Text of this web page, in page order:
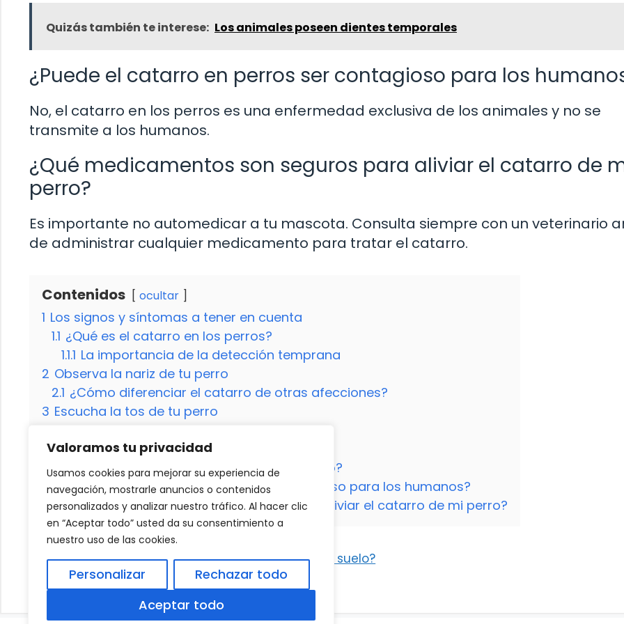
Valoramos tu privacidad
Usamos cookies para mejorar su experiencia de
navegación, mostrarle anuncios o contenidos
personalizados y analizar nuestro tráfico. Al hacer clic
en “Aceptar todo” usted da su consentimiento a
nuestro uso de las cookies.
Personalizar
Rechazar todo
Aceptar todo
Quizás también te interese: Los animales poseen dientes temporales
¿Puede el catarro en perros ser contagioso para los
No, el catarro en los perros es una enfermedad exclusiva de los animales y no se
transmite a los humanos.
¿Qué medicamentos son seguros para aliviar el catarro de
perro?
Es importante no automedicar a tu mascota. Consulta siempre con un veterinario
de administrar cualquier medicamento para tratar el catarro.
Contenidos ocultar
1 Los signos y síntomas a tener en cuenta
1.1 ¿Qué es el catarro en los perros?
1.1.1 La importancia de la detección temprana
2 Observa la nariz de tu perro
2.1 ¿Cómo diferenciar el catarro de otras afecciones?
3 Escucha la tos de tu perro
4 Observa su comportamiento general
4.1 ¿Qué puedo hacer para ayudar a mi perro?
4.2 ¿Puede el catarro en perros ser contagioso para los humanos?
4.3 ¿Qué medicamentos son seguros para aliviar el catarro de mi perro?
¿Por qué los perros mueven la pata o rascan el suelo?
Nidos de jilgueros mixtos en Madrid